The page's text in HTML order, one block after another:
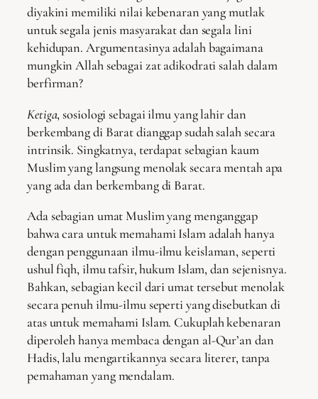
diyakini memiliki nilai kebenaran yang mutlak
untuk segala jenis masyarakat dan segala lini
kehidupan. Argumentasinya adalah bagaimana
mungkin Allah sebagai zat adikodrati salah dalam
berfirman?
Ketiga, sosiologi sebagai ilmu yang lahir dan
berkembang di Barat dianggap sudah salah secara
intrinsik. Singkatnya, terdapat sebagian kaum
Muslim yang langsung menolak secara mentah apa
yang ada dan berkembang di Barat.
Ada sebagian umat Muslim yang menganggap
bahwa cara untuk memahami Islam adalah hanya
dengan penggunaan ilmu-ilmu keislaman, seperti
ushul fiqh, ilmu tafsir, hukum Islam, dan sejenisnya.
Bahkan, sebagian kecil dari umat tersebut menolak
secara penuh ilmu-ilmu seperti yang disebutkan di
atas untuk memahami Islam. Cukuplah kebenaran
diperoleh hanya membaca dengan al-Qur’an dan
Hadis, lalu mengartikannya secara literer, tanpa
pemahaman yang mendalam.